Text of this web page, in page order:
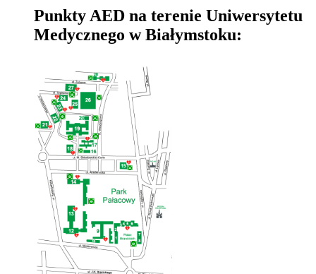
Punkty AED na terenie Uniwersytetu
Medycznego w Białymstoku: